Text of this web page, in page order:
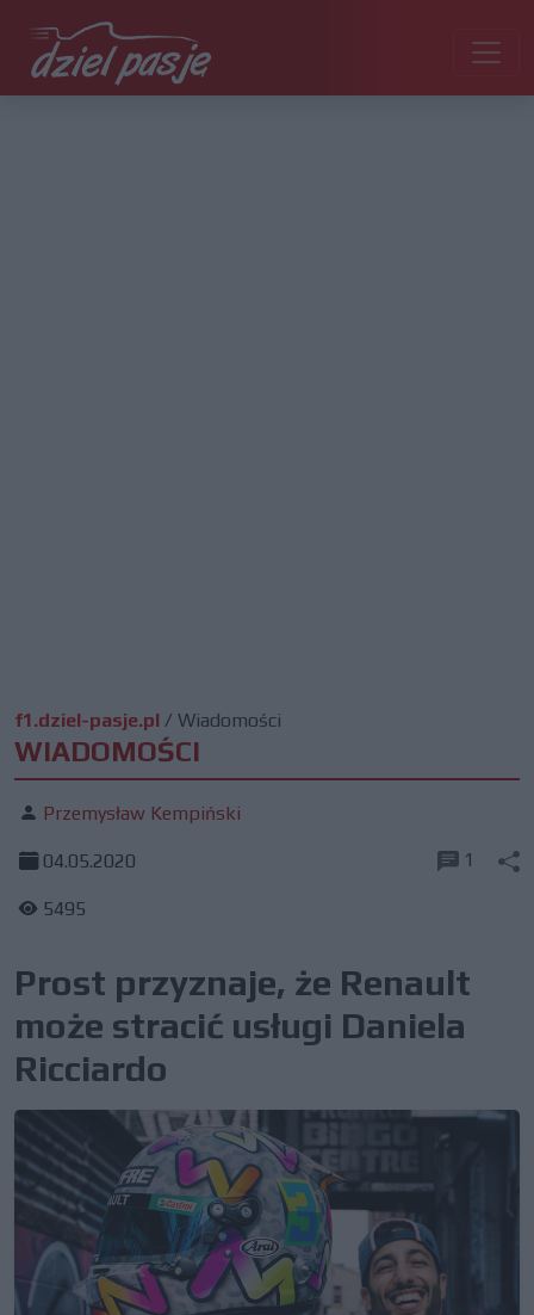
f1.dziel-pasje.pl / Wiadomości
WIADOMOŚCI
Przemysław Kempiński
04.05.2020
5495
1
Prost przyznaje, że Renault
może stracić usługi Daniela
Ricciardo